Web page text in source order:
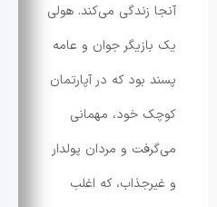
می‌کند. هولی
جوان و عامه
که در آپارتمان
مهمانی
و مردان پولدار
که اغلب